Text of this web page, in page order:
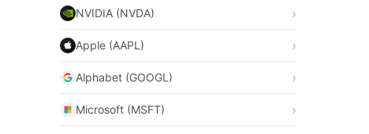
NVIDIA (NVDA)
Apple (AAPL)
Alphabet (GOOGL)
Microsoft (MSFT)